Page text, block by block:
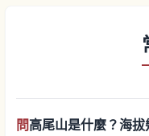
問高尾山是什麼？海